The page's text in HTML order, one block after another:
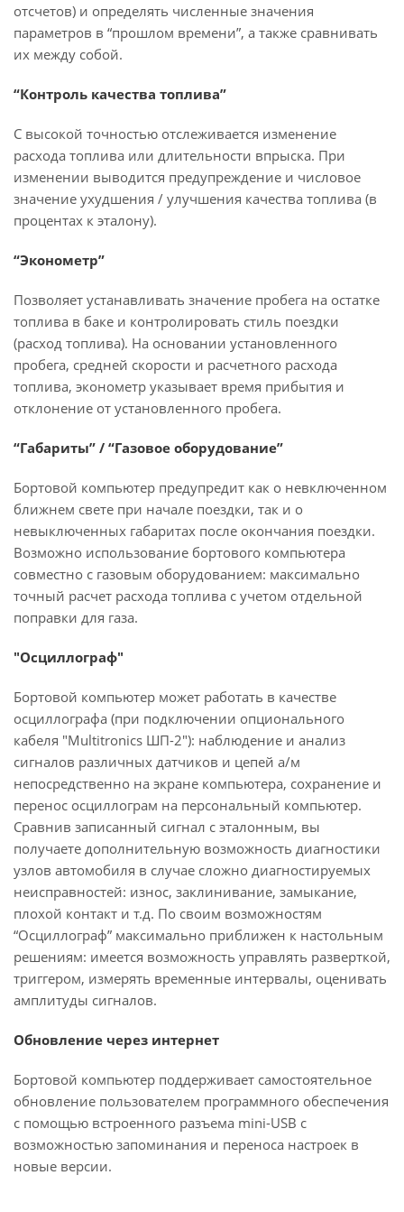
отсчетов) и определять численные значения
параметров в “прошлом времени”, а также сравнивать
их между собой.
“Контроль качества топлива”
С высокой точностью отслеживается изменение
расхода топлива или длительности впрыска. При
изменении выводится предупреждение и числовое
значение ухудшения / улучшения качества топлива (в
процентах к эталону).
“Эконометр”
Позволяет устанавливать значение пробега на остатке
топлива в баке и контролировать стиль поездки
(расход топлива). На основании установленного
пробега, средней скорости и расчетного расхода
топлива, эконометр указывает время прибытия и
отклонение от установленного пробега.
“Габариты” / “Газовое оборудование”
Бортовой компьютер предупредит как о невключенном
ближнем свете при начале поездки, так и о
невыключенных габаритах после окончания поездки.
Возможно использование бортового компьютера
совместно с газовым оборудованием: максимально
точный расчет расхода топлива с учетом отдельной
поправки для газа.
"Осциллограф"
Бортовой компьютер может работать в качестве
осциллографа (при подключении опционального
кабеля "Multitronics ШП-2"): наблюдение и анализ
сигналов различных датчиков и цепей а/м
непосредственно на экране компьютера, сохранение и
перенос осциллограм на персональный компьютер.
Сравнив записанный сигнал с эталонным, вы
получаете дополнительную возможность диагностики
узлов автомобиля в случае сложно диагностируемых
неисправностей: износ, заклинивание, замыкание,
плохой контакт и т.д. По своим возможностям
“Осциллограф” максимально приближен к настольным
решениям: имеется возможность управлять разверткой,
триггером, измерять временные интервалы, оценивать
амплитуды сигналов.
Обновление через интернет
Бортовой компьютер поддерживает самостоятельное
обновление пользователем программного обеспечения
с помощью встроенного разъема mini-USB с
возможностью запоминания и переноса настроек в
новые версии.